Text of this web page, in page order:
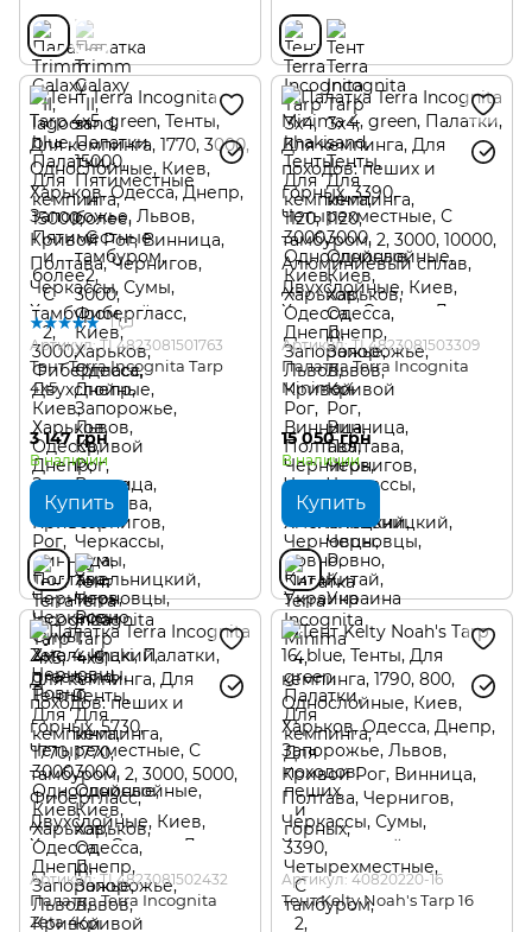
1
Артикул: TI 4823081501763
Тент Terra Incognita Tarp
4x5
3 147 грн
В наличии
Купить
Артикул: TI 4823081503309
Палатка Terra Incognita
Minima 4
15 050 грн
В наличии
Купить
Артикул: TI 4823081502432
Палатка Terra Incognita
Zeta 4
Артикул: 40820220-16
Тент Kelty Noah's Tarp 16